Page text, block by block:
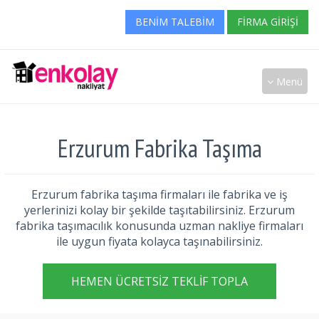
BENIM TALEBIM FIRMA GIRIŞI
Menü
Erzurum Fabrika Taşıma
Erzurum fabrika taşıma firmaları ile fabrika ve iş
yerlerinizi kolay bir şekilde taşıtabilirsiniz. Erzurum
fabrika taşımacılık konusunda uzman nakliye firmaları
ile uygun fiyata kolayca taşınabilirsiniz.
HEMEN ÜCRETSIZ TEKLIF TOPLA